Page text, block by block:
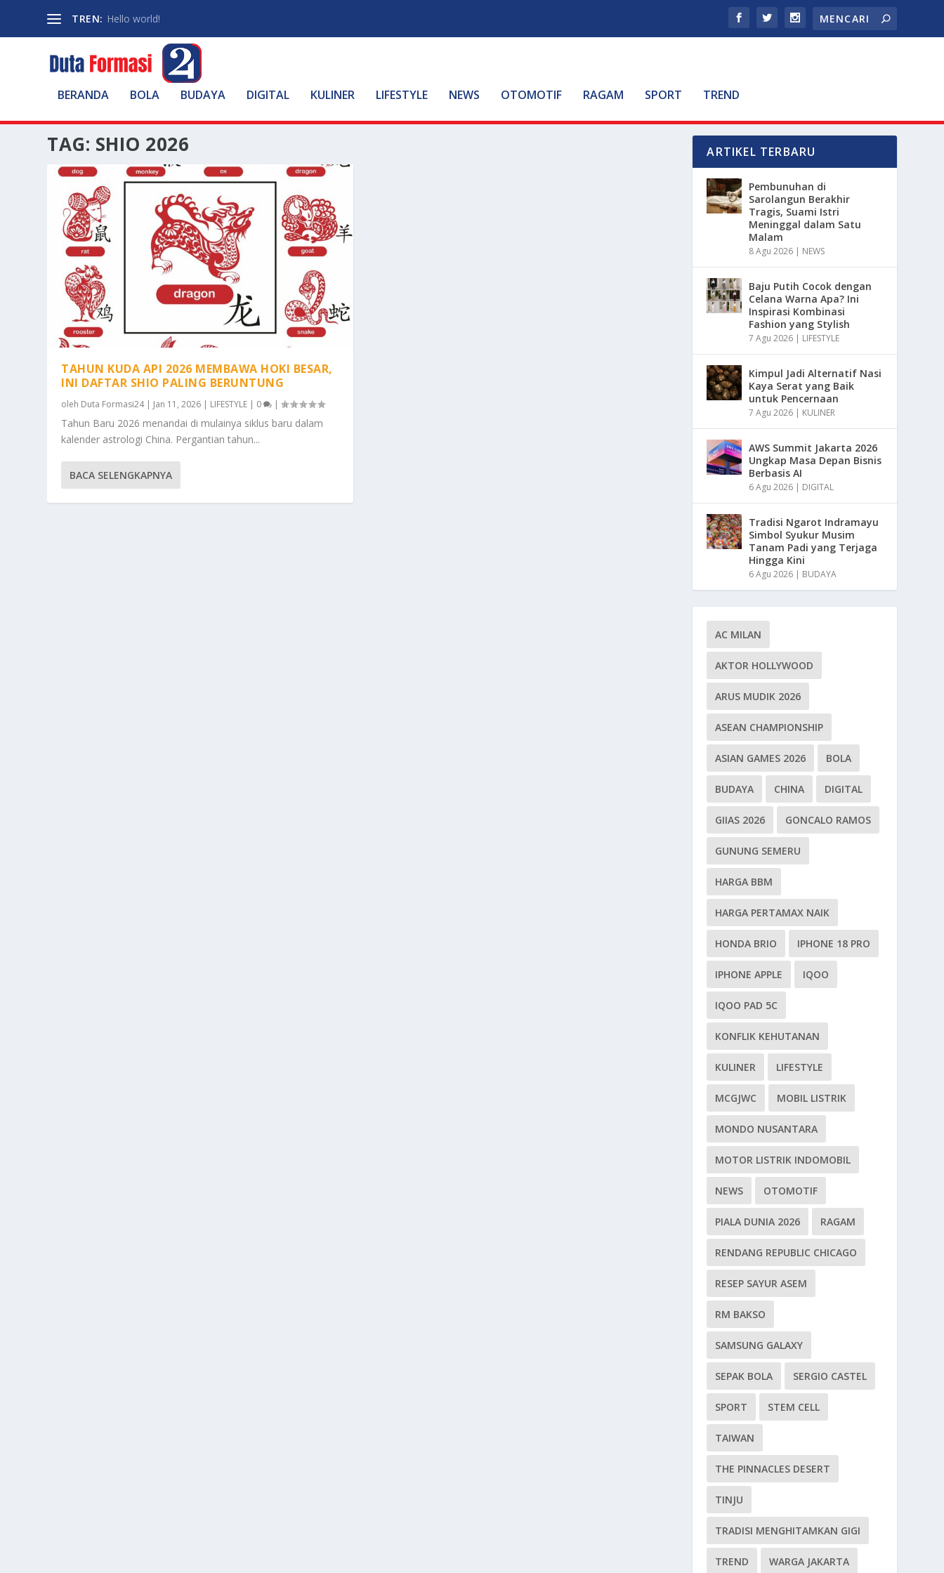
TREN: Hello world!
BERANDA BOLA BUDAYA DIGITAL KULINER LIFESTYLE NEWS OTOMOTIF RAGAM SPORT TREND
TAG: SHIO 2026
TAHUN KUDA API 2026 MEMBAWA HOKI BESAR,
INI DAFTAR SHIO PALING BERUNTUNG
oleh Duta Formasi24| Jan 11, 2026 | LIFESTYLE | 0 |
Tahun Baru 2026 menandai di mulainya siklus baru dalam
kalender astrologi China. Pergantian tahun...
BACA SELENGKAPNYA
ARTIKEL TERBARU
Pembunuhan di
Sarolangun Berakhir
Tragis, Suami Istri
Meninggal dalam Satu
Malam
8 Agu 2026 | NEWS
Baju Putih Cocok dengan
Celana Warna Apa? Ini
Inspirasi Kombinasi
Fashion yang Stylish
7 Agu 2026 | LIFESTYLE
Kimpul Jadi Alternatif Nasi
Kaya Serat yang Baik
untuk Pencernaan
7 Agu 2026 | KULINER
AWS Summit Jakarta 2026
Ungkap Masa Depan Bisnis
Berbasis AI
6 Agu 2026 | DIGITAL
Tradisi Ngarot Indramayu
Simbol Syukur Musim
Tanam Padi yang Terjaga
Hingga Kini
6 Agu 2026 | BUDAYA
AC MILAN
AKTOR HOLLYWOOD
ARUS MUDIK 2026
ASEAN CHAMPIONSHIP
ASIAN GAMES 2026 BOLA
BUDAYA CHINA DIGITAL
GIIAS 2026 GONCALO RAMOS
GUNUNG SEMERU
HARGA BBM
HARGA PERTAMAX NAIK
HONDA BRIO IPHONE 18 PRO
IPHONE APPLE IQOO
IQOO PAD 5C
KONFLIK KEHUTANAN
KULINER LIFESTYLE
MCGJWC MOBIL LISTRIK
MONDO NUSANTARA
MOTOR LISTRIK INDOMOBIL
NEWS OTOMOTIF
PIALA DUNIA 2026 RAGAM
RENDANG REPUBLIC CHICAGO
RESEP SAYUR ASEM
RM BAKSO
SAMSUNG GALAXY
SEPAK BOLA SERGIO CASTEL
SPORT STEM CELL
TAIWAN
THE PINNACLES DESERT
TINJU
TRADISI MENGHITAMKAN GIGI
TREND WARGA JAKARTA